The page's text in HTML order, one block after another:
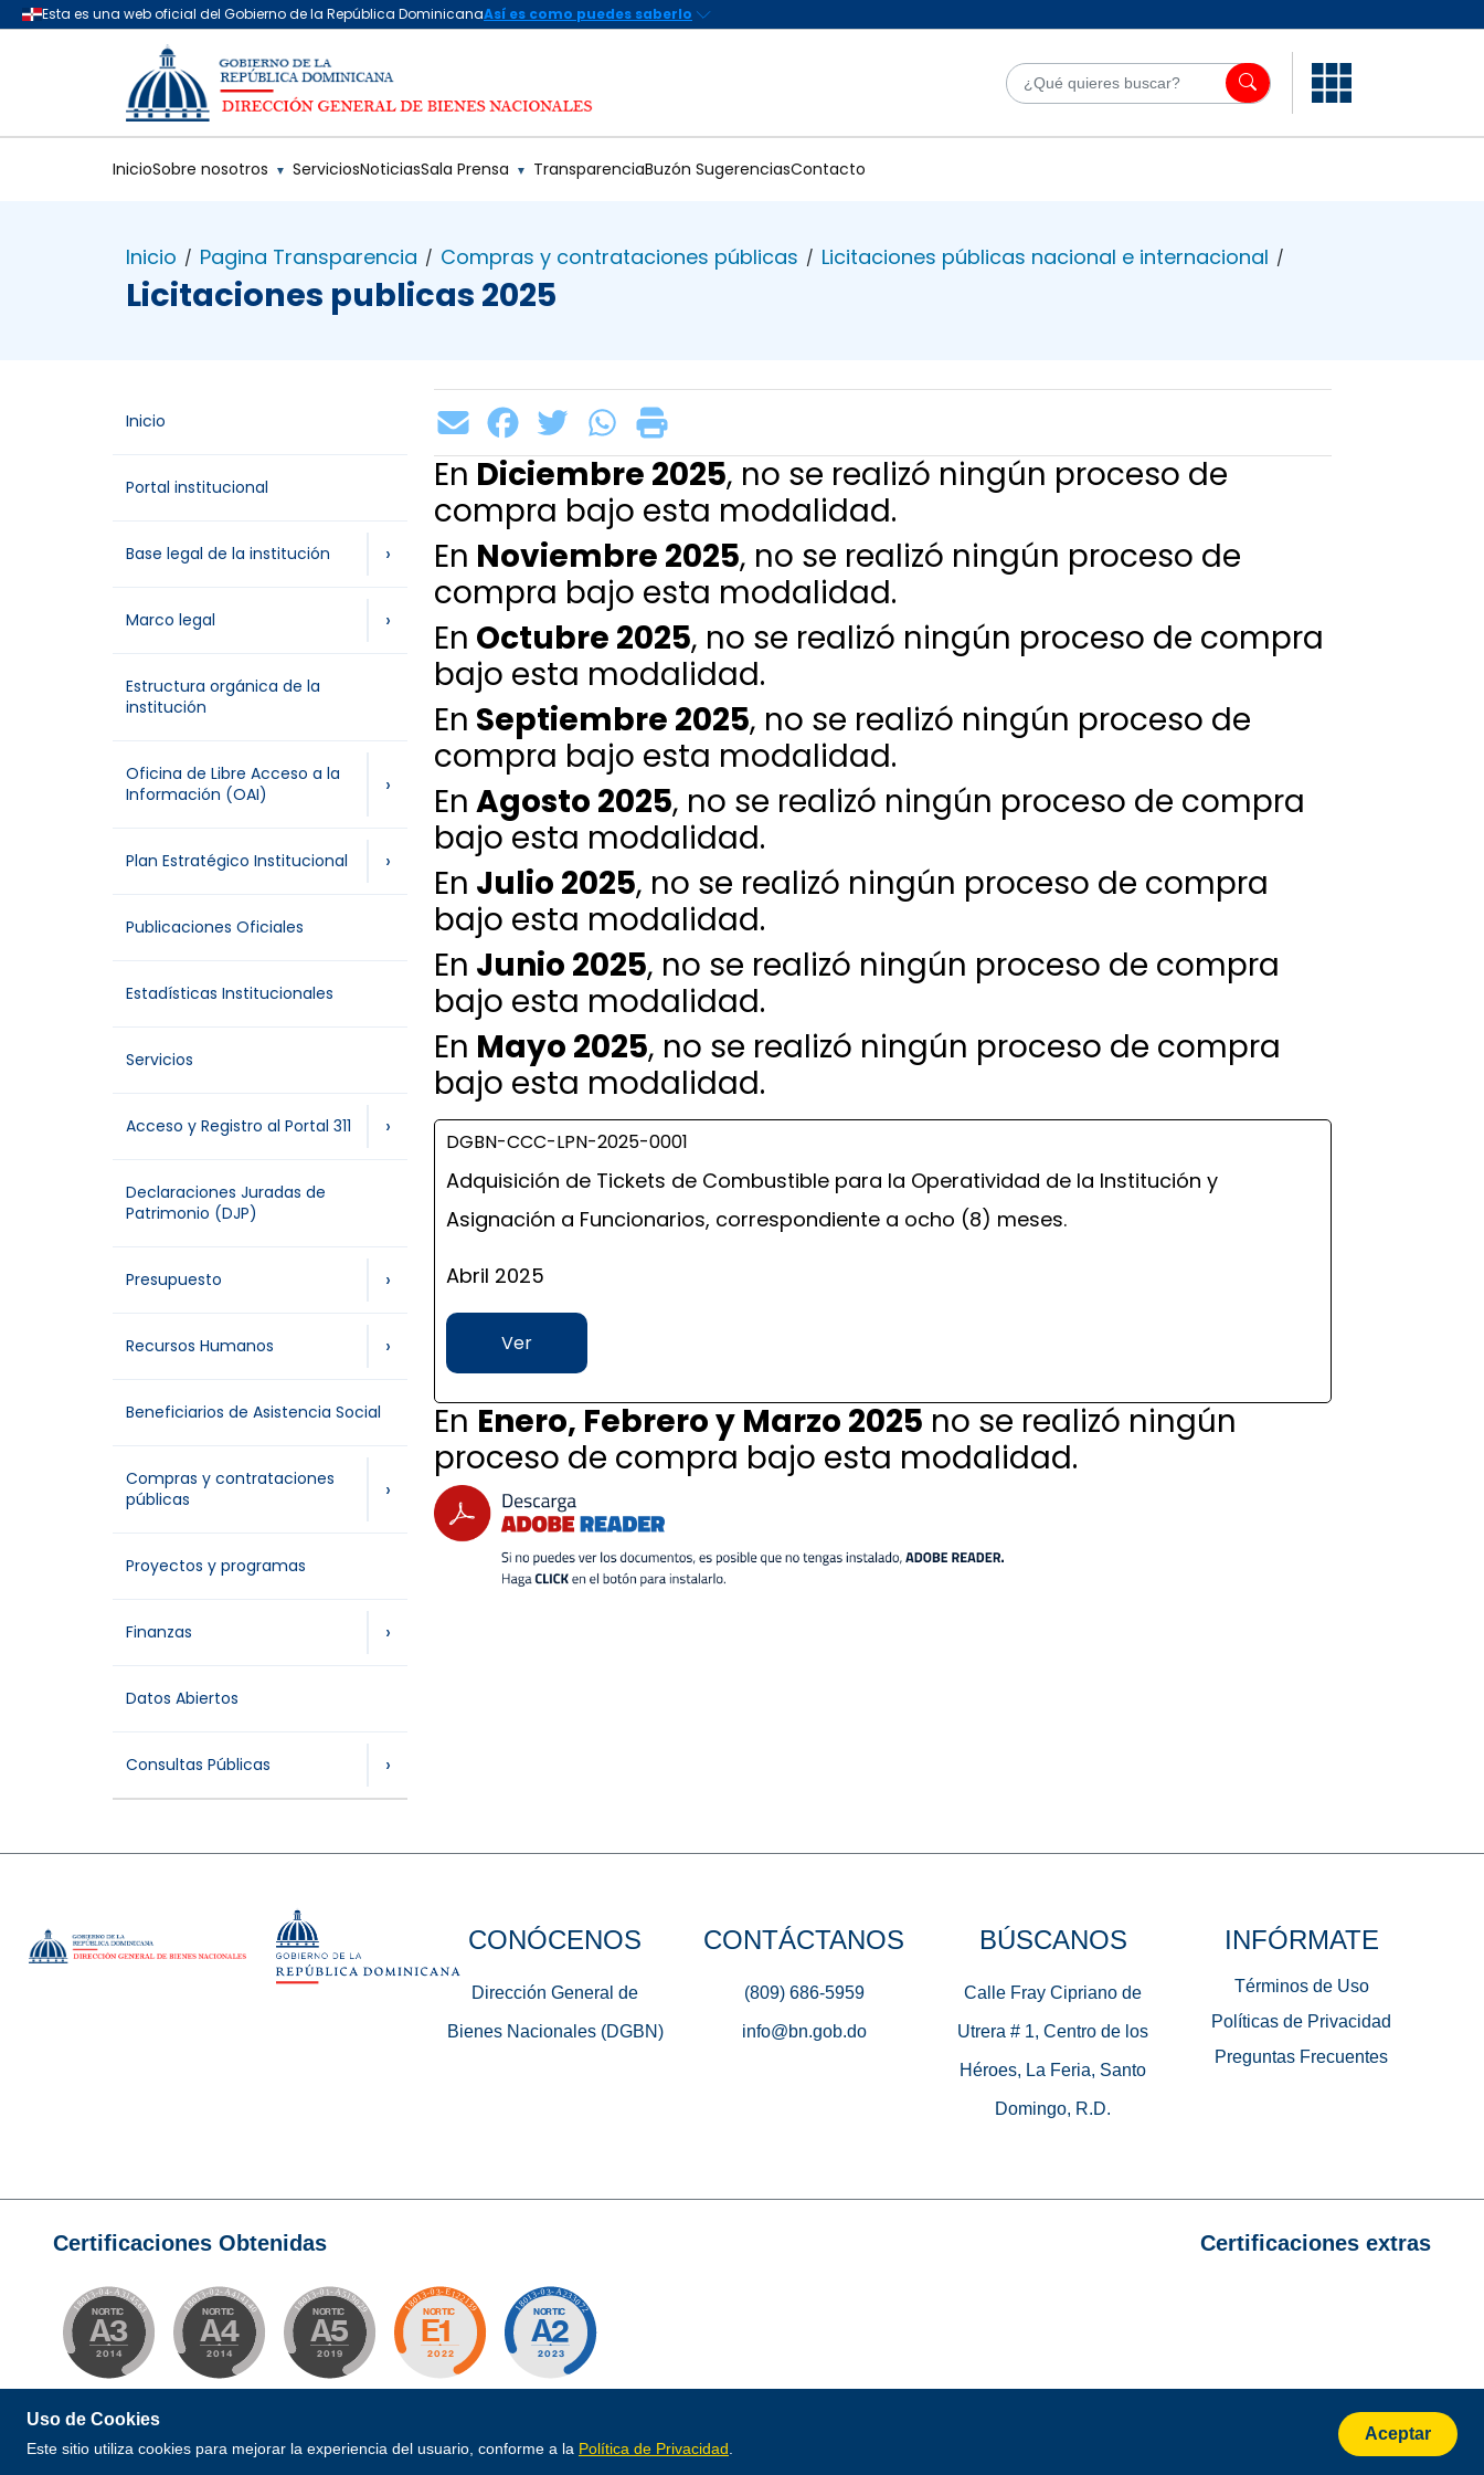
Saltar al contenido principal
InicioSobre nosotros ▼ ServiciosNoticiasSala Prensa ▼ TransparenciaBuzón SugerenciasContacto
Inicio / Pagina Transparencia / Compras y contrataciones públicas / Licitaciones públicas nacional e internacional /
Licitaciones publicas 2025
Inicio
Portal institucional
Base legal de la institución ›
Marco legal ›
Estructura orgánica de la
institución
Oficina de Libre Acceso a la
Información (OAI)
›
Plan Estratégico Institucional ›
Publicaciones Oficiales
Estadísticas Institucionales
Servicios
Acceso y Registro al Portal 311 ›
Declaraciones Juradas de
Patrimonio (DJP)
Presupuesto ›
Recursos Humanos ›
Beneficiarios de Asistencia Social
Compras y contrataciones
públicas
›
Proyectos y programas
Finanzas ›
Datos Abiertos
Consultas Públicas ›
En Diciembre 2025, no se realizó ningún proceso de
compra bajo esta modalidad.
En Noviembre 2025, no se realizó ningún proceso de
compra bajo esta modalidad.
En Octubre 2025, no se realizó ningún proceso de compra
bajo esta modalidad.
En Septiembre 2025, no se realizó ningún proceso de
compra bajo esta modalidad.
En Agosto 2025, no se realizó ningún proceso de compra
bajo esta modalidad.
En Julio 2025, no se realizó ningún proceso de compra
bajo esta modalidad.
En Junio 2025, no se realizó ningún proceso de compra
bajo esta modalidad.
En Mayo 2025, no se realizó ningún proceso de compra
bajo esta modalidad.
DGBN-CCC-LPN-2025-0001
Adquisición de Tickets de Combustible para la Operatividad de la Institución y
Asignación a Funcionarios, correspondiente a ocho (8) meses.
Abril 2025
Ver
En Enero, Febrero y Marzo 2025 no se realizó ningún
proceso de compra bajo esta modalidad.
CONÓCENOS
Dirección General de
Bienes Nacionales (DGBN)
CONTÁCTANOS
(809) 686-5959
info@bn.gob.do
BÚSCANOS
Calle Fray Cipriano de
Utrera # 1, Centro de los
Héroes, La Feria, Santo
Domingo, R.D.
INFÓRMATE
Términos de Uso
Políticas de Privacidad
Preguntas Frecuentes
Certificaciones Obtenidas Certificaciones extras
© 2026 Todos los Derechos Reservados. Desarrollado por
Uso de Cookies
Este sitio utiliza cookies para mejorar la experiencia del usuario, conforme a la Política de Privacidad
Aceptar